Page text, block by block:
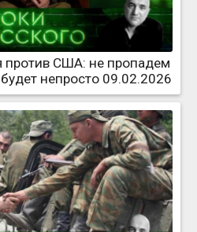
США: не пропадем
непросто 09.02.2026